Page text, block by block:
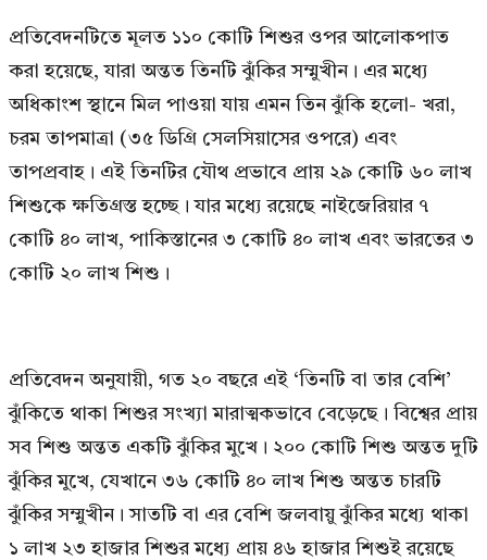
প্রতিবেদনটিতে মূলত ১১০ কোটি শিশুর ওপর আলোকপাত
করা হয়েছে, যারা অন্তত তিনটি ঝুঁকির সম্মুখীন। এর মধ্যে
অধিকাংশ স্থানে মিল পাওয়া যায় এমন তিন ঝুঁকি হলো- খরা,
চরম তাপমাত্রা (৩৫ ডিগ্রি সেলসিয়াসের ওপরে) এবং
তাপপ্রবাহ। এই তিনটির যৌথ প্রভাবে প্রায় ২৯ কোটি ৬০ লাখ
শিশুকে ক্ষতিগ্রস্ত হচ্ছে। যার মধ্যে রয়েছে নাইজেরিয়ার ৭
কোটি ৪০ লাখ, পাকিস্তানের ৩ কোটি ৪০ লাখ এবং ভারতের ৩
কোটি ২০ লাখ শিশু।
প্রতিবেদন অনুযায়ী, গত ২০ বছরে এই ‘তিনটি বা তার বেশি’
ঝুঁকিতে থাকা শিশুর সংখ্যা মারাত্মকভাবে বেড়েছে। বিশ্বের প্রায়
সব শিশু অন্তত একটি ঝুঁকির মুখে। ২০০ কোটি শিশু অন্তত দুটি
ঝুঁকির মুখে, যেখানে ৩৬ কোটি ৪০ লাখ শিশু অন্তত চারটি
ঝুঁকির সম্মুখীন। সাতটি বা এর বেশি জলবায়ু ঝুঁকির মধ্যে থাকা
১ লাখ ২৩ হাজার শিশুর মধ্যে প্রায় ৪৬ হাজার শিশুই রয়েছে